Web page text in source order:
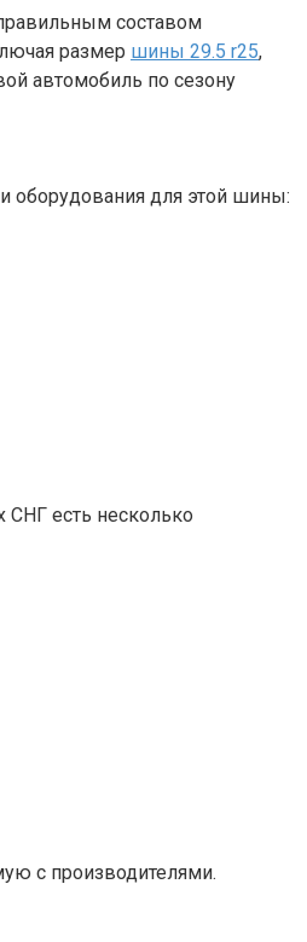
составом
размер шины 29.5 r25,
автомобиль по сезону
оборудования для этой шины:
есть несколько
с производителями.